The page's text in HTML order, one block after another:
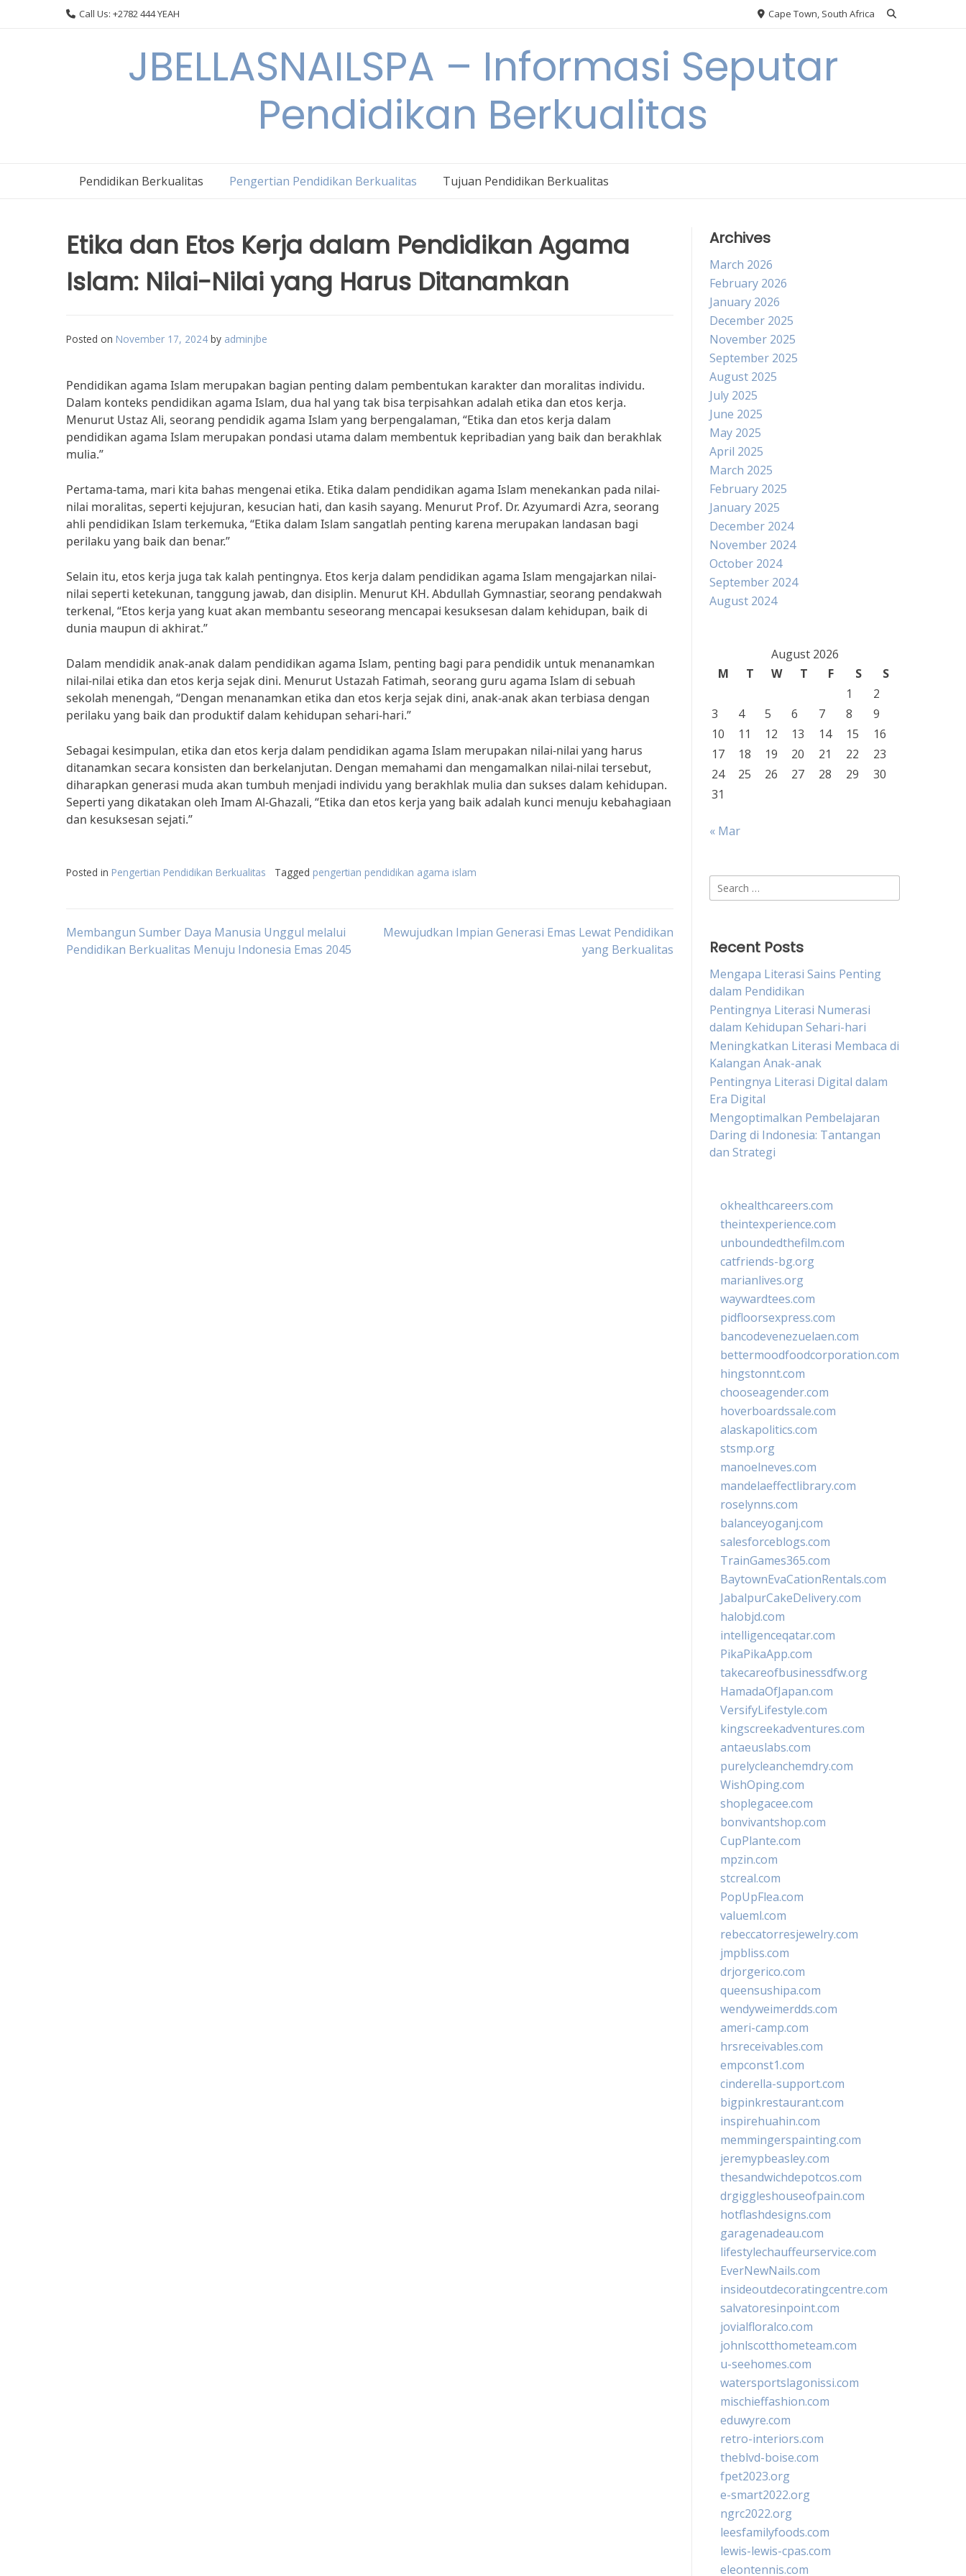
Call Us: +2782 444 YEAH Cape Town, South Africa
JBELLASNAILSPA – Informasi Seputar
Pendidikan Berkualitas
Pendidikan Berkualitas Pengertian Pendidikan Berkualitas Tujuan Pendidikan Berkualitas
Etika dan Etos Kerja dalam Pendidikan Agama
Islam: Nilai-Nilai yang Harus Ditanamkan
Posted on November 17, 2024 by adminjbe
Pendidikan agama Islam merupakan bagian penting dalam pembentukan karakter dan moralitas individu.
Dalam konteks pendidikan agama Islam, dua hal yang tak bisa terpisahkan adalah etika dan etos kerja.
Menurut Ustaz Ali, seorang pendidik agama Islam yang berpengalaman, “Etika dan etos kerja dalam
pendidikan agama Islam merupakan pondasi utama dalam membentuk kepribadian yang baik dan berakhlak
mulia.”
Pertama-tama, mari kita bahas mengenai etika. Etika dalam pendidikan agama Islam menekankan pada nilai-
nilai moralitas, seperti kejujuran, kesucian hati, dan kasih sayang. Menurut Prof. Dr. Azyumardi Azra, seorang
ahli pendidikan Islam terkemuka, “Etika dalam Islam sangatlah penting karena merupakan landasan bagi
perilaku yang baik dan benar.”
Selain itu, etos kerja juga tak kalah pentingnya. Etos kerja dalam pendidikan agama Islam mengajarkan nilai-
nilai seperti ketekunan, tanggung jawab, dan disiplin. Menurut KH. Abdullah Gymnastiar, seorang pendakwah
terkenal, “Etos kerja yang kuat akan membantu seseorang mencapai kesuksesan dalam kehidupan, baik di
dunia maupun di akhirat.”
Dalam mendidik anak-anak dalam pendidikan agama Islam, penting bagi para pendidik untuk menanamkan
nilai-nilai etika dan etos kerja sejak dini. Menurut Ustazah Fatimah, seorang guru agama Islam di sebuah
sekolah menengah, “Dengan menanamkan etika dan etos kerja sejak dini, anak-anak akan terbiasa dengan
perilaku yang baik dan produktif dalam kehidupan sehari-hari.”
Sebagai kesimpulan, etika dan etos kerja dalam pendidikan agama Islam merupakan nilai-nilai yang harus
ditanamkan secara konsisten dan berkelanjutan. Dengan memahami dan mengamalkan nilai-nilai tersebut,
diharapkan generasi muda akan tumbuh menjadi individu yang berakhlak mulia dan sukses dalam kehidupan.
Seperti yang dikatakan oleh Imam Al-Ghazali, “Etika dan etos kerja yang baik adalah kunci menuju kebahagiaan
dan kesuksesan sejati.”
Posted in Pengertian Pendidikan Berkualitas Tagged pengertian pendidikan agama islam
Post
Membangun Sumber Daya Manusia Unggul melalui
Pendidikan Berkualitas Menuju Indonesia Emas 2045
Mewujudkan Impian Generasi Emas Lewat Pendidikan
yang Berkualitas
Archives
March 2026
February 2026
January 2026
December 2025
November 2025
September 2025
August 2025
July 2025
June 2025
May 2025
April 2025
March 2025
February 2025
January 2025
December 2024
November 2024
October 2024
September 2024
August 2024
August 2026
M
T W T F S
S
1
2
3
4 5 6 7 8
9
10
11 12 13 14 15
16
17
18 19 20 21 22
23
24
25 26 27 28 29
30
31
« Mar
Search
for:
Recent Posts
Mengapa Literasi Sains Penting
dalam Pendidikan
Pentingnya Literasi Numerasi
dalam Kehidupan Sehari-hari
Meningkatkan Literasi Membaca di
Kalangan Anak-anak
Pentingnya Literasi Digital dalam
Era Digital
Mengoptimalkan Pembelajaran
Daring di Indonesia: Tantangan
dan Strategi
okhealthcareers.com
theintexperience.com
unboundedthefilm.com
catfriends-bg.org
marianlives.org
waywardtees.com
pidfloorsexpress.com
bancodevenezuelaen.com
bettermoodfoodcorporation.com
hingstonnt.com
chooseagender.com
hoverboardssale.com
alaskapolitics.com
stsmp.org
manoelneves.com
mandelaeffectlibrary.com
roselynns.com
balanceyoganj.com
salesforceblogs.com
TrainGames365.com
BaytownEvaCationRentals.com
JabalpurCakeDelivery.com
halobjd.com
intelligenceqatar.com
PikaPikaApp.com
takecareofbusinessdfw.org
HamadaOfJapan.com
VersifyLifestyle.com
kingscreekadventures.com
antaeuslabs.com
purelycleanchemdry.com
WishOping.com
shoplegacee.com
bonvivantshop.com
CupPlante.com
mpzin.com
stcreal.com
PopUpFlea.com
valueml.com
rebeccatorresjewelry.com
jmpbliss.com
drjorgerico.com
queensushipa.com
wendyweimerdds.com
ameri-camp.com
hrsreceivables.com
empconst1.com
cinderella-support.com
bigpinkrestaurant.com
inspirehuahin.com
memmingerspainting.com
jeremypbeasley.com
thesandwichdepotcos.com
drgiggleshouseofpain.com
hotflashdesigns.com
garagenadeau.com
lifestylechauffeurservice.com
EverNewNails.com
insideoutdecoratingcentre.com
salvatoresinpoint.com
jovialfloralco.com
johnlscotthometeam.com
u-seehomes.com
watersportslagonissi.com
mischieffashion.com
eduwyre.com
retro-interiors.com
theblvd-boise.com
fpet2023.org
e-smart2022.org
ngrc2022.org
leesfamilyfoods.com
lewis-lewis-cpas.com
eleontennis.com